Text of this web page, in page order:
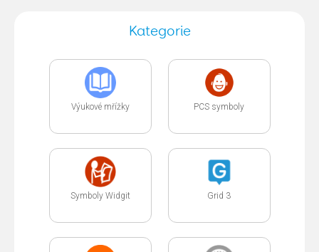
Kategorie
Výukové mřížky PCS symboly
Symboly Widgit Grid 3